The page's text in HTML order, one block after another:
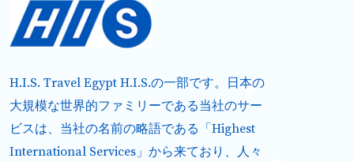
H.I.S. Travel Egypt H.I.S.の一部です。日本の
大規模な世界的ファミリーである当社のサー
ビスは、当社の名前の略語である「Highest
International Services」から来ており、人々